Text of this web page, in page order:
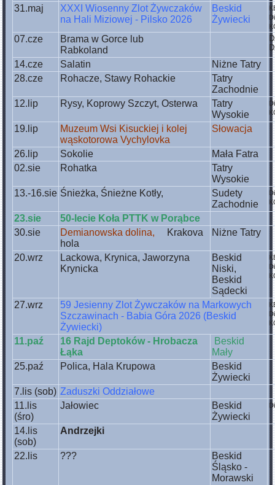
31.maj
XXXI Wiosenny Zlot Żywczaków
na Hali Miziowej - Pilsko 2026
Beskid
Żywiecki
07.cze
Brama w Gorce lub
Rabkoland
14.cze Salatin
Niżne Tatry
28.cze
Rohacze, Stawy Rohackie
Tatry
Zachodnie
12.lip
Rysy, Koprowy Szczyt, Osterwa
Tatry
Wysokie
19.lip
Muzeum Wsi Kisuckiej i kolej
wąskotorowa Vychylovka
Słowacja
26.lip Sokolie
Mała Fatra
02.sie
Rohatka
Tatry
Wysokie
13.-16.sie Śnieżka, Śnieżne Kotły,
Sudety
Zachodnie
23.sie
50-lecie Koła PTTK w Porąbce
30.sie
Demianowska dolina, Krakova
hola
Niżne Tatry
20.wrz
Lackowa, Krynica, Jaworzyna
Krynicka
Beskid
Niski,
Beskid
Sądecki
27.wrz
59 Jesienny Zlot Żywczaków na Markowych
Szczawinach - Babia Góra 2026 (Beskid
Żywiecki)
11.paź
16 Rajd Deptoków - Hrobacza
Łąka
Beskid
Mały
25.paź
Polica, Hala Krupowa
Beskid
Żywiecki
7.lis (sob) Zaduszki Oddziałowe
11.lis
(śro)
Jałowiec
Beskid
Żywiecki
14.lis
(sob)
Andrzejki
22.lis ???
Beskid
Śląsko -
Morawski